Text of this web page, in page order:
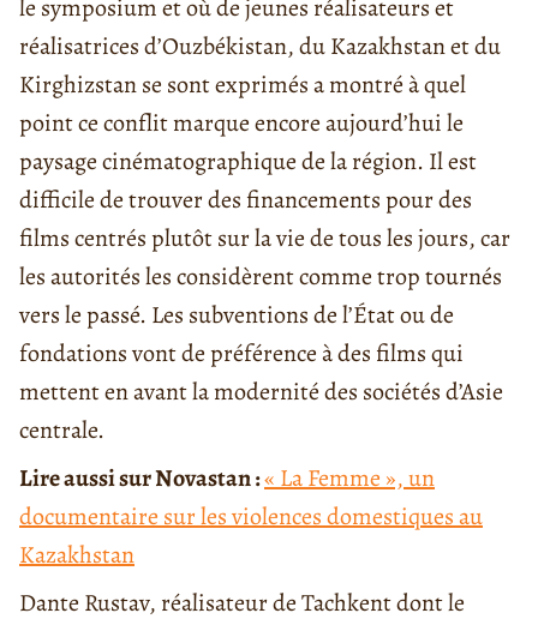
le symposium et où de jeunes réalisateurs et
réalisatrices d’Ouzbékistan, du Kazakhstan et du
Kirghizstan se sont exprimés a montré à quel
point ce conflit marque encore aujourd’hui le
paysage cinématographique de la région. Il est
difficile de trouver des financements pour des
films centrés plutôt sur la vie de tous les jours, car
les autorités les considèrent comme trop tournés
vers le passé. Les subventions de l’État ou de
fondations vont de préférence à des films qui
mettent en avant la modernité des sociétés d’Asie
centrale.
Lire aussi sur Novastan :« La Femme », un
documentaire sur les violences domestiques au
Kazakhstan
Dante Rustav, réalisateur de Tachkent dont le